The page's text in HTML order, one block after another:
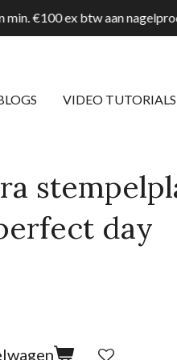
min. €100 ex btw aan
VIDEO TUTORIALS
day